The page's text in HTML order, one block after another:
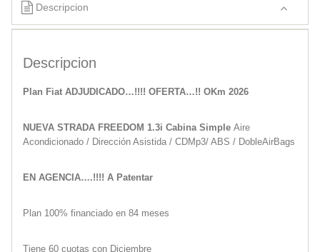
Descripcion
Descripcion
Plan Fiat ADJUDICADO…!!!! OFERTA…!! OKm 2026
NUEVA STRADA FREEDOM 1.3i Cabina Simple Aire
Acondicionado / Dirección Asistida / CDMp3/ ABS / DobleAirBags
EN AGENCIA….!!!! A Patentar
Plan 100% financiado en 84 meses
Tiene 60 cuotas con Diciembre